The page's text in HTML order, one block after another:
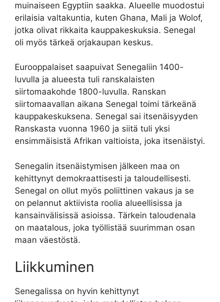
muinaiseen Egyptiin saakka. Alueelle muodostui
erilaisia valtakuntia, kuten Ghana, Mali ja Wolof,
jotka olivat rikkaita kauppakeskuksia. Senegal
oli myös tärkeä orjakaupan keskus.
Eurooppalaiset saapuivat Senegaliin 1400-
luvulla ja alueesta tuli ranskalaisten
siirtomaakohde 1800-luvulla. Ranskan
siirtomaavallan aikana Senegal toimi tärkeänä
kauppakeskuksena. Senegal sai itsenäisyyden
Ranskasta vuonna 1960 ja siitä tuli yksi
ensimmäisistä Afrikan valtioista, joka itsenäistyi.
Senegalin itsenäistymisen jälkeen maa on
kehittynyt demokraattisesti ja taloudellisesti.
Senegal on ollut myös poliittinen vakaus ja se
on pelannut aktiivista roolia alueellisissa ja
kansainvälisissä asioissa. Tärkein taloudenala
on maatalous, joka työllistää suurimman osan
maan väestöstä.
Liikkuminen
Senegalissa on hyvin kehittynyt